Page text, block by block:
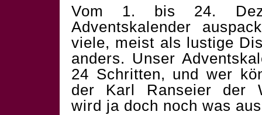
Vom 1. bis 24.
Adventskalender
viele, meist als lustige
anders. Unser
24 Schritten, und wer
der Karl Ranseier der
wird ja doch noch was